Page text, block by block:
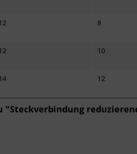
8
10
12
"Steckverbindung